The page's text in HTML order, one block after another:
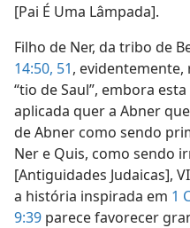
[Pai É Uma Lâmpada].
Filho de Ner, da tribo de
14:50, 51, evidentemente,
“tio de Saul”, embora
aplicada quer a Abner
de Abner como sendo
Ner e Quis, como sendo
[Antiguidades Judaicas],
a história inspirada em 1
9:39 parece favorecer